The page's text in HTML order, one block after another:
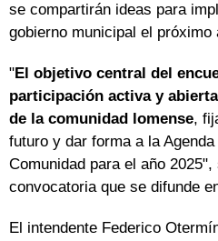
se compartirán ideas para
gobierno municipal el próximo
"El objetivo central del
participación activa y
de la comunidad lomense,
futuro y dar forma a la
Comunidad para el año
convocatoria que se difunde
El intendente Federico